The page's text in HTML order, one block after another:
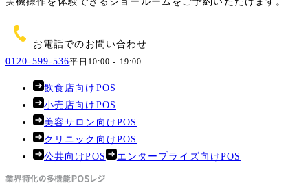
お電話でのお問い合わせ
0120-599-536平日10:00 - 19:00
飲食店向けPOS
小売店向けPOS
美容サロン向けPOS
クリニック向けPOS
公共向けPOS
エンタープライズ向けPOS